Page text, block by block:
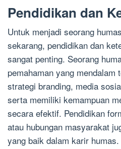
Pendidikan dan
Untuk menjadi seorang
sekarang, pendidikan dan
sangat penting. Seorang
pemahaman yang mendalam
strategi branding, media
serta memiliki kemampuan
secara efektif. Pendidikan
atau hubungan masyarakat
yang baik dalam karir humas.